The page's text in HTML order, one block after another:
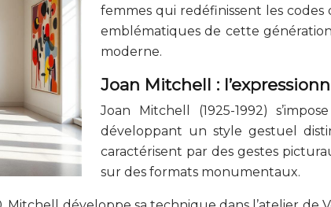
femmes qui redéfinissent les
emblématiques de cette
moderne.
Joan Mitchell :
Joan Mitchell (1925-1992)
développant un style gestuel
caractérisent par des gestes
sur des formats monumentaux.